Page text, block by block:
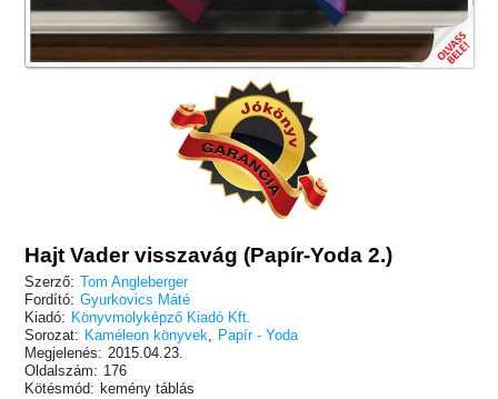
Hajt Vader visszavág (Papír-Yoda 2.)
Szerző: Tom Angleberger
Fordító: Gyurkovics Máté
Kiadó: Könyvmolyképző Kiadó Kft.
Sorozat: Kaméleon könyvek, Papír - Yoda
Megjelenés: 2015.04.23.
Oldalszám: 176
Kötésmód: kemény táblás